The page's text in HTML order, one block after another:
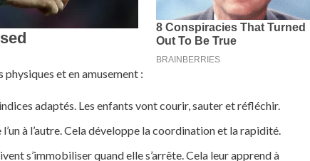
et en amusement :
adaptés. Les enfants vont courir, sauter et réfléchir.
à l’autre. Cela développe la coordination et la rapidité.
s’immobiliser quand elle s’arrête. Cela leur apprend à